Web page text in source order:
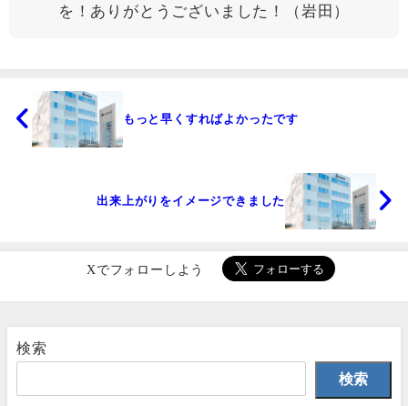
を！ありがとうございました！（岩田）
もっと早くすればよかったです
出来上がりをイメージできました
Xでフォローしよう
検索
検索